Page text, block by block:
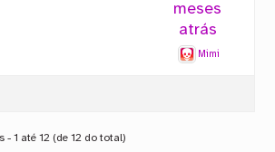
meses
atrás
Mimi
- 1 até 12 (de 12 do total)